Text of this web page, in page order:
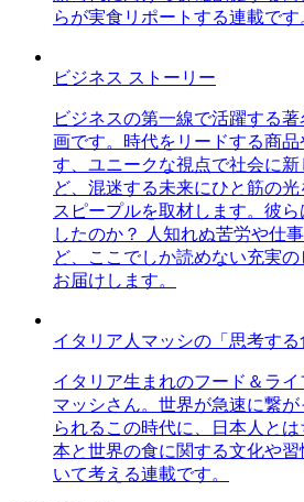
らが実食リポートする連載です
ビジネス ストーリー
ビジネスの第一線で活躍する
画です。時代をリードする商
す、ユニークな視点で社会に
ど、混迷する未来にひと筋の
スピープルを取材します。彼
したのか？ 人知れぬ苦労や仕
ど、ここでしか読めない充実
お届けします。
イタリア人マッシの「思考する
イタリア生まれのフード＆ライ
マッシさん。世界が急速に繋
られるこの時代に、日本人と
本と世界の食に関する文化や
いて考える連載です。